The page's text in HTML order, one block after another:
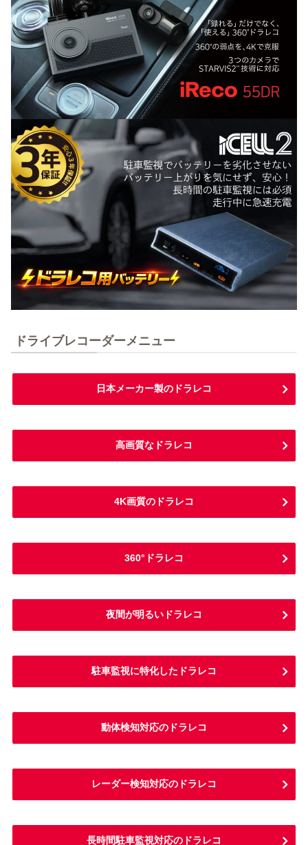
ドライブレコーダーメニュー
日本メーカー製のドラレコ
高画質なドラレコ
4K画質のドラレコ
360°ドラレコ
夜間が明るいドラレコ
駐車監視に特化したドラレコ
動体検知対応のドラレコ
レーダー検知対応のドラレコ
長時間駐車監視対応のドラレコ